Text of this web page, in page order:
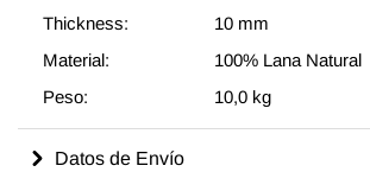
Thickness:
10 mm
Material:
100% Lana Natural
Peso:
10,0 kg
Datos de Envío